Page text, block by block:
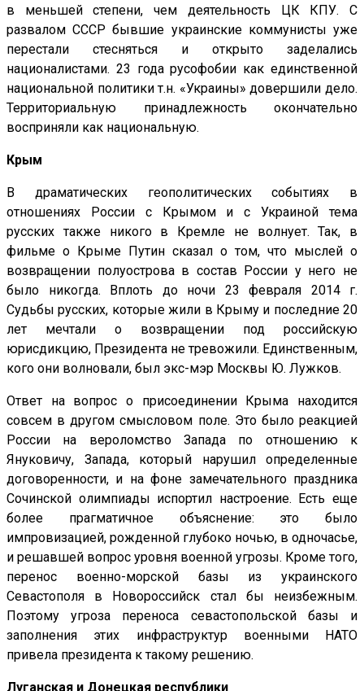
в меньшей степени, чем деятельность ЦК КПУ. С
развалом СССР бывшие украинские коммунисты уже
перестали стесняться и открыто заделались
националистами. 23 года русофобии как единственной
национальной политики т.н. «Украины» довершили дело.
Территориальную принадлежность окончательно
восприняли как национальную.
Крым
В драматических геополитических событиях в
отношениях России с Крымом и с Украиной тема
русских также никого в Кремле не волнует. Так, в
фильме о Крыме Путин сказал о том, что мыслей о
возвращении полуострова в состав России у него не
было никогда. Вплоть до ночи 23 февраля 2014 г.
Судьбы русских, которые жили в Крыму и последние 20
лет мечтали о возвращении под российскую
юрисдикцию, Президента не тревожили. Единственным,
кого они волновали, был экс-мэр Москвы Ю. Лужков.
Ответ на вопрос о присоединении Крыма находится
совсем в другом смысловом поле. Это было реакцией
России на вероломство Запада по отношению к
Януковичу, Запада, который нарушил определенные
договоренности, и на фоне замечательного праздника
Сочинской олимпиады испортил настроение. Есть еще
более прагматичное объяснение: это было
импровизацией, рожденной глубоко ночью, в одночасье,
и решавшей вопрос уровня военной угрозы. Кроме того,
перенос военно-морской базы из украинского
Севастополя в Новороссийск стал бы неизбежным.
Поэтому угроза переноса севастопольской базы и
заполнения этих инфраструктур военными НАТО
привела президента к такому решению.
Луганская и Донецкая республики